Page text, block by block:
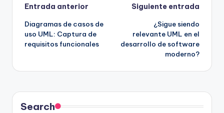
Navegación
de
entradas
Entrada anterior
Diagramas de casos de
uso UML: Captura de
requisitos funcionales
Siguiente entrada
¿Sigue siendo
relevante UML en el
desarrollo de software
moderno?
Search